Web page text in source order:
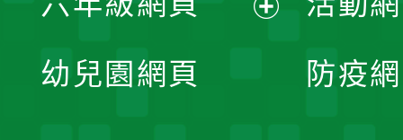
選
開
幼兒園網頁 防疫